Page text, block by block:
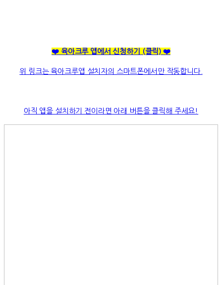
❤️ 육아크루 앱에서 신청하기 (클릭) ❤️
위 링크는 육아크루앱 설치자의 스마트폰에서만 작동합니다.
아직 앱을 설치하기 전이라면 아래 버튼을 클릭해 주세요!